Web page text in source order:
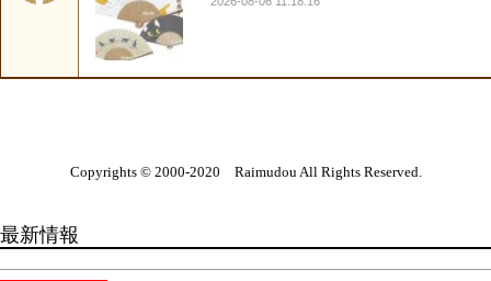
Copyrights © 2000-2020 Raimudou All Rights Reserved.
最新情報